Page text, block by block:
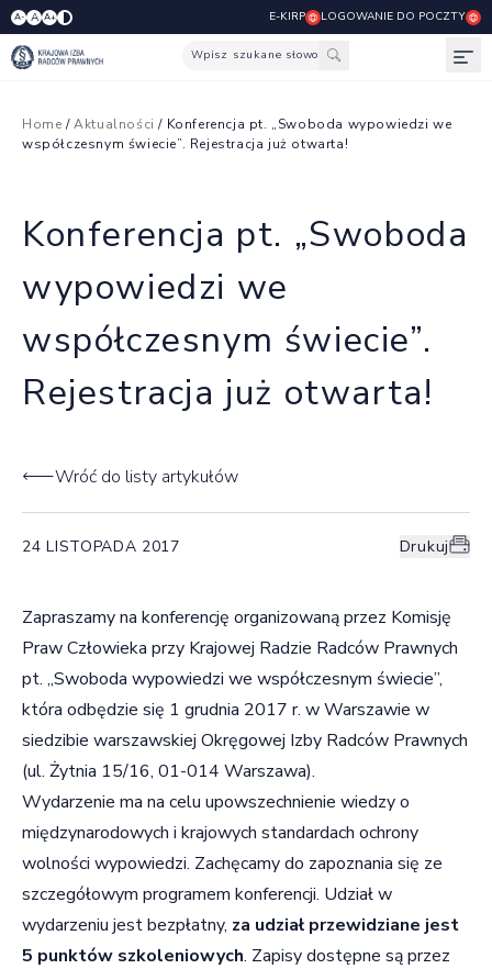
A- A A+ E-KIRP LOGOWANIE DO POCZTY
Wpisz szukane słowo
Home /Aktualności / Konferencja pt. „Swoboda wypowiedzi we
współczesnym świecie”. Rejestracja już otwarta!
Konferencja pt. „Swoboda
wypowiedzi we
współczesnym świecie”.
Rejestracja już otwarta!
Wróć do listy artykułów
24 LISTOPADA 2017 Drukuj
Zapraszamy na konferencję organizowaną przez Komisję
Praw Człowieka przy Krajowej Radzie Radców Prawnych
pt. „Swoboda wypowiedzi we współczesnym świecie”,
która odbędzie się 1 grudnia 2017 r. w Warszawie w
siedzibie warszawskiej Okręgowej Izby Radców Prawnych
(ul. Żytnia 15/16, 01-014 Warszawa).
Wydarzenie ma na celu upowszechnienie wiedzy o
międzynarodowych i krajowych standardach ochrony
wolności wypowiedzi. Zachęcamy do zapoznania się ze
szczegółowym programem konferencji. Udział w
wydarzeniu jest bezpłatny, za udział przewidziane jest
5 punktów szkoleniowych. Zapisy dostępne są przez